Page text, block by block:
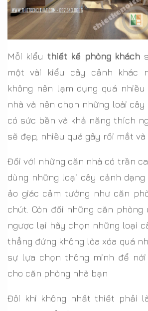
Mỗi kiểu thiết kế phòng khách
một vài kiểu cây cảnh khác
không nên lạm dụng quá
nhà và nên chọn những loài
có sức bền và khả năng thích
sẽ đẹp, nhiều quá gây rối mắt
Đối với những căn nhà có trần
dùng những loại cây cảnh
ảo giác cảm tưởng như căn
chút. Còn đối những căn
ngược lại hãy chọn những loại
thẳng đứng không lòa xóa quá
sự lựa chọn thông minh để
cho căn phòng nhà bạn
Đôi khi không nhất thiết phải